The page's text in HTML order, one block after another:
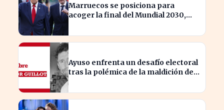
Marruecos se posiciona para
acoger la final del Mundial 2030,
Ayuso enfrenta un desafío electoral
tras la polémica de la maldición de